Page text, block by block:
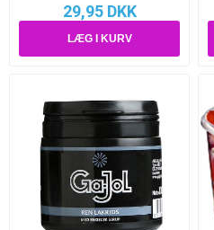
29,95 DKK